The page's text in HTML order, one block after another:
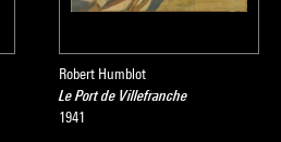
Robert Humblot
Le Port de Villefranche
1941